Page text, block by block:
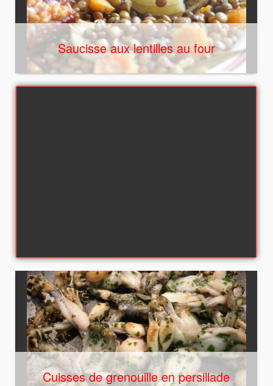
Saucisse aux lentilles au four
Cuisses de grenouille en persillade